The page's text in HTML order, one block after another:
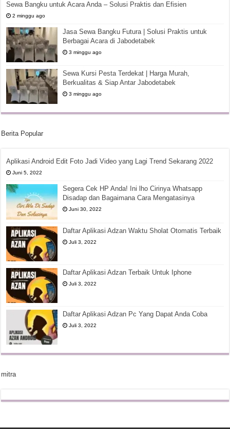
Sewa Bangku untuk Acara Anda – Solusi Praktis dan Efisien
2 minggu ago
Jasa Sewa Bangku Futura | Solusi Praktis untuk
Berbagai Acara di Jabodetabek
3 minggu ago
Sewa Kursi Pesta Terdekat | Harga Murah,
Berkualitas & Siap Antar Jabodetabek
3 minggu ago
Berita Popular
Aplikasi Android Edit Foto Jadi Video yang Lagi Trend Sekarang 2022
Juni 5, 2022
Segera Cek HP Anda! Ini lho Cirinya Whatsapp
Disadap dan Bagaimana Cara Mengatasinya
Juni 30, 2022
Daftar Aplikasi Adzan Waktu Sholat Otomatis Terbaik
Juli 3, 2022
Daftar Aplikasi Adzan Terbaik Untuk Iphone
Juli 3, 2022
Daftar Aplikasi Adzan Pc Yang Dapat Anda Coba
Juli 3, 2022
mitra